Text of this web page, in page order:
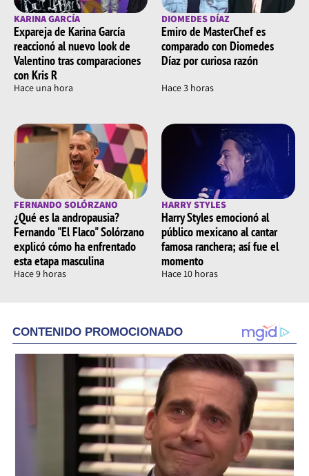
KARINA GARCÍA
Expareja de Karina García
reaccionó al nuevo look de
Valentino tras comparaciones
con Kris R
Hace una hora
DIOMEDES DÍAZ
Emiro de MasterChef es
comparado con Diomedes
Díaz por curiosa razón
Hace 3 horas
FERNANDO SOLÓRZANO
¿Qué es la andropausia?
Fernando "El Flaco" Solórzano
explicó cómo ha enfrentado
esta etapa masculina
Hace 9 horas
HARRY STYLES
Harry Styles emocionó al
público mexicano al cantar
famosa ranchera; así fue el
momento
Hace 10 horas